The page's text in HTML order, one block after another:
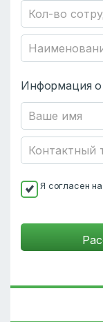
Информация о
Я согласен